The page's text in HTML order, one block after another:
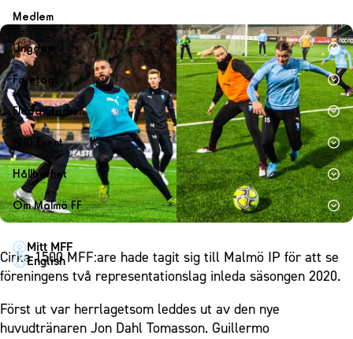
Årskort dam
Mitt MFF
Biljetter till bortamatcher
Biljettvillkor
Lag
Herrlaget
Spelare
Ledarstab
Damlaget
Spelare
Ledarstab
Medlem
Medlemskap i Malmö FF
Årsmöte 2026
Ungdom
MFF Ungdom
Sommarfotboll
Skånecupen
Fotbollsskolan
Fotbollsnätverket
P19
F19
P17
F17
Företag
Bli företagspartner
Nätverket
Klubbstolar
Partner dam
Eleda Stadion
Eleda Stadion
Erics Bar & Restaurang
Matchdag på Eleda Stadion
MFF-museet & rundvandringar
1910 Event
1910 Event
Fest & Event
Konferens
Möte
Mässa
Julshow
Hållbarhet
Hållbarhet
Himmelsblå framtid – en match för miljön
MFF i samhället
Laget för alla
Himmelsblå Tillsammans
Om Malmö FF
Kontakt
Press och media
Historik – herrlaget
Historik – damlaget
Mitt MFF
English
Cirka 1500 MFF:are hade tagit sig till Malmö IP för att se
föreningens två representationslag inleda säsongen 2020.
Först ut var herrlagetsom leddes ut av den nye
huvudtränaren Jon Dahl Tomasson. Guillermo